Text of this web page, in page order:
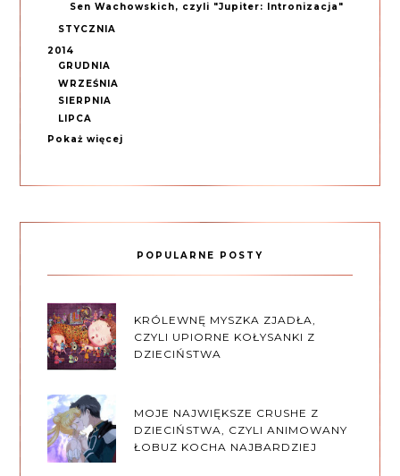
Sen Wachowskich, czyli "Jupiter: Intronizacja"
STYCZNIA
2014
GRUDNIA
WRZEŚNIA
SIERPNIA
LIPCA
Pokaż więcej
POPULARNE POSTY
KRÓLEWNĘ MYSZKA ZJADŁA,
CZYLI UPIORNE KOŁYSANKI Z
DZIECIŃSTWA
MOJE NAJWIĘKSZE CRUSHE Z
DZIECIŃSTWA, CZYLI ANIMOWANY
ŁOBUZ KOCHA NAJBARDZIEJ